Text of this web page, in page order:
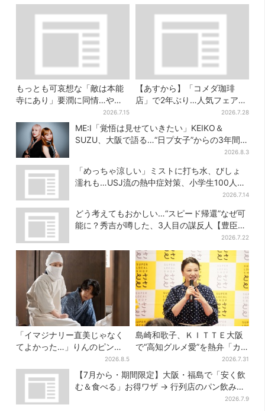
もっとも可哀想な「敵は本能
寺にあり」要潤に同情…やっ
てない“毒殺”、元上司の裏切
り【豊臣兄弟】
2026.7.15
【あすから】「コメダ珈琲
店」で2年ぶり…人気フェアが
復活！“ハワイ旅行が当た
る”キャンペーンも
2026.7.28
ME:I「覚悟は見せていきたい」KEIKO＆
SUZU、大阪で語る…“日プ女子”からの3年間
2026.8.3
「めっちゃ涼しい」ミストに打ち水、びしょ
濡れも…USJ流の熱中症対策、小学生100人が
2026.7.14
どう考えてもおかしい…“スピード帰還”なぜ可
能に？秀吉が噂した、3人目の謀反人【豊臣兄
2026.7.22
「イマジナリー直美じゃなく
てよかった…」りんのピンチ
に駆けつける直美、ベストな
タイミングに視聴者歓喜
2026.8.5
島崎和歌子、ＫＩＴＴＥ大阪
で“高知グルメ愛”を熱弁「カ
ツオは塩派」「ちくキュウが
おつまみ」
2026.7.31
【7月から・期間限定】大阪・福島で「安く飲
む＆食べる」お得ワザ → 行列店のパン飲みセ
2026.7.9